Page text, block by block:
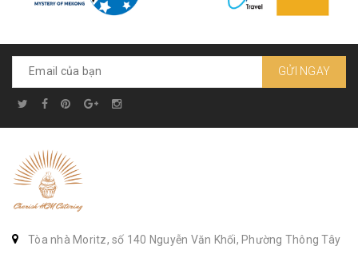
GỬI NGAY
Tòa nhà Moritz, số 140 Nguyễn Văn Khối, Phường Thông Tây